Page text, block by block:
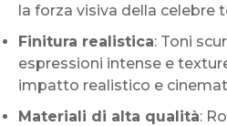
la forza visiva della celebre
Finitura realistica: Toni
espressioni intense e
impatto realistico e
Materiali di alta qualità: